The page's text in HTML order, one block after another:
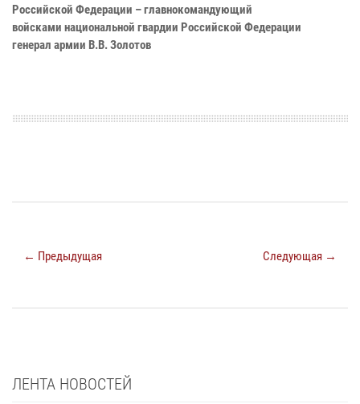
Российской Федерации – главнокомандующий
войсками национальной гвардии Российской Федерации
генерал армии В.В. Золотов
← Предыдущая Следующая →
ЛЕНТА НОВОСТЕЙ